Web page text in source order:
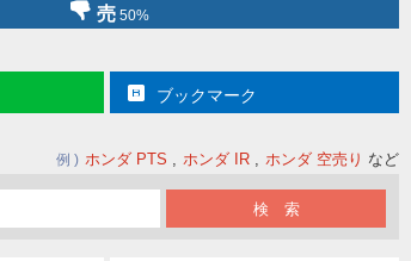
売 50%
ブックマーク
例 ホンダ PTS ホンダ IR ホンダ 空売り など